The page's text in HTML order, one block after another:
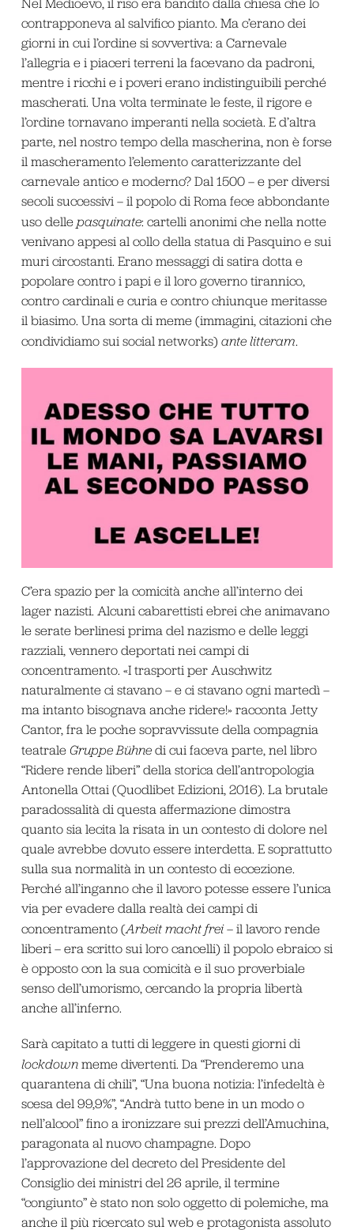
Nel Medioevo, il riso era bandito dalla chiesa che lo
contrapponeva al salvifico pianto. Ma c’erano dei
giorni in cui l’ordine si sovvertiva: a Carnevale
l’allegria e i piaceri terreni la facevano da padroni,
mentre i ricchi e i poveri erano indistinguibili perché
mascherati. Una volta terminate le feste, il rigore e
l’ordine tornavano imperanti nella società. E d’altra
parte, nel nostro tempo della mascherina, non è forse
il mascheramento l’elemento caratterizzante del
carnevale antico e moderno? Dal 1500 – e per diversi
secoli successivi – il popolo di Roma fece abbondante
uso delle pasquinate: cartelli anonimi che nella notte
venivano appesi al collo della statua di Pasquino e sui
muri circostanti. Erano messaggi di satira dotta e
popolare contro i papi e il loro governo tirannico,
contro cardinali e curia e contro chiunque meritasse
il biasimo. Una sorta di meme (immagini, citazioni che
condividiamo sui social networks) ante litteram.
C’era spazio per la comicità anche all’interno dei
lager nazisti. Alcuni cabarettisti ebrei che animavano
le serate berlinesi prima del nazismo e delle leggi
razziali, vennero deportati nei campi di
concentramento. «I trasporti per Auschwitz
naturalmente ci stavano – e ci stavano ogni martedì –
ma intanto bisognava anche ridere!» racconta Jetty
Cantor, fra le poche sopravvissute della compagnia
teatrale Gruppe Bühne di cui faceva parte, nel libro
“Ridere rende liberi” della storica dell’antropologia
Antonella Ottai (Quodlibet Edizioni, 2016). La brutale
paradossalità di questa affermazione dimostra
quanto sia lecita la risata in un contesto di dolore nel
quale avrebbe dovuto essere interdetta. E soprattutto
sulla sua normalità in un contesto di eccezione.
Perché all’inganno che il lavoro potesse essere l’unica
via per evadere dalla realtà dei campi di
concentramento (Arbeit macht frei– il lavoro rende
liberi – era scritto sui loro cancelli) il popolo ebraico si
è opposto con la sua comicità e il suo proverbiale
senso dell’umorismo, cercando la propria libertà
anche all’inferno.
Sarà capitato a tutti di leggere in questi giorni di
lockdownmeme divertenti. Da “Prenderemo una
quarantena di chili”, “Una buona notizia: l’infedeltà è
scesa del 99,9%”, “Andrà tutto bene in un modo o
nell’alcool” fino a ironizzare sui prezzi dell’Amuchina,
paragonata al nuovo champagne. Dopo
l’approvazione del decreto del Presidente del
Consiglio dei ministri del 26 aprile, il termine
“congiunto” è stato non solo oggetto di polemiche, ma
anche il più ricercato sul web e protagonista assoluto